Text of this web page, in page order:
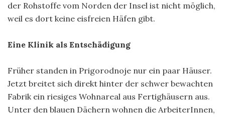
der Rohstoffe vom Norden der Insel ist nicht möglich,
weil es dort keine eisfreien Häfen gibt.
Eine Klinik als Entschädigung
Früher standen in Prigorodnoje nur ein paar Häuser.
Jetzt breitet sich direkt hinter der schwer bewachten
Fabrik ein riesiges Wohnareal aus Fertighäusern aus.
Unter den blauen Dächern wohnen die ArbeiterInnen,